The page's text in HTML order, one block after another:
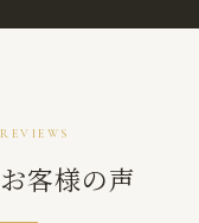
REVIEWS
お客様の声